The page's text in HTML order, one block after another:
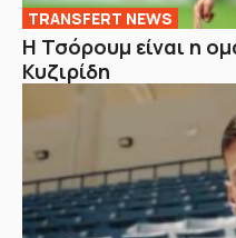
TRANSFERT NEWS
Η Τσόρουμ είναι η
Κυζιρίδη